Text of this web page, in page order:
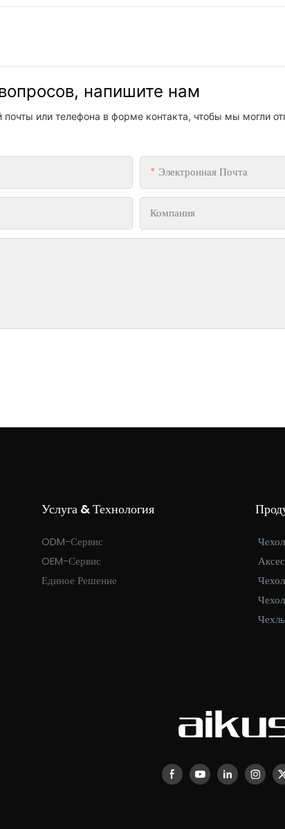
напишите нам
или телефона в форме контакта, чтобы мы могли
Электронная Почта
Компания
Услуга & Технология
ODM-Сервис
OEM-Сервис
Единое Решение